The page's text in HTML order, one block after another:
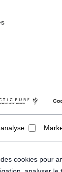
cookies pour